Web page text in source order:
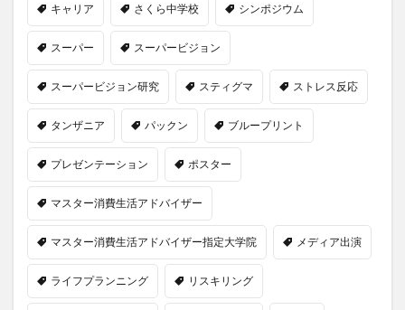
キャリア さくら中学校 シンポジウム
スーパー スーパービジョン
スーパービジョン研究 スティグマ ストレス反応
タンザニア パックン ブループリント
プレゼンテーション ポスター
マスター消費生活アドバイザー
マスター消費生活アドバイザー指定大学院 メディア出演
ライフプランニング リスキリング